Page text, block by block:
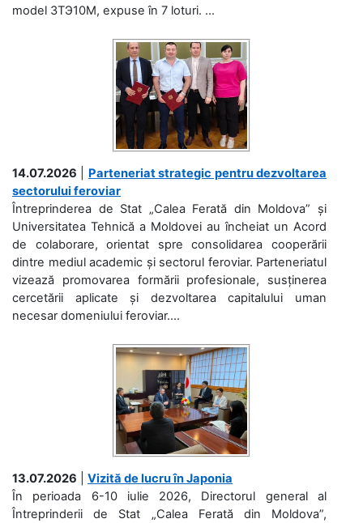
model 3ТЭ10М, expuse în 7 loturi. ...
14.07.2026
Parteneriat strategic pentru dezvoltarea
sectorului feroviar
Întreprinderea de Stat „Calea Ferată din Moldova” și
Universitatea Tehnică a Moldovei au încheiat un Acord
de colaborare, orientat spre consolidarea cooperării
dintre mediul academic și sectorul feroviar. Parteneriatul
vizează promovarea formării profesionale, susținerea
cercetării aplicate și dezvoltarea capitalului uman
necesar domeniului feroviar....
13.07.2026
Vizită de lucru în Japonia
În perioada 6-10 iulie 2026, Directorul general al
Întreprinderii de Stat „Calea Ferată din Moldova”,